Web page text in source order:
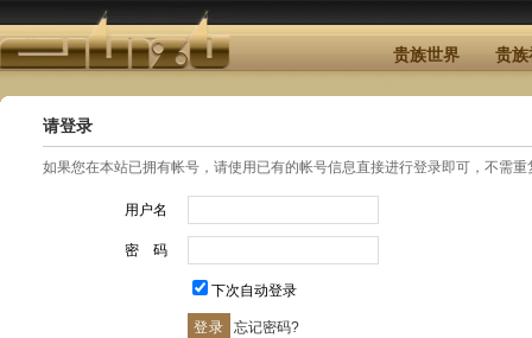
贵族世界 贵族
请登录
如果您在本站已拥有帐号，请使用已有的帐号信息直接进行登录即可，不需重
用户名
密 码
下次自动登录
忘记密码?